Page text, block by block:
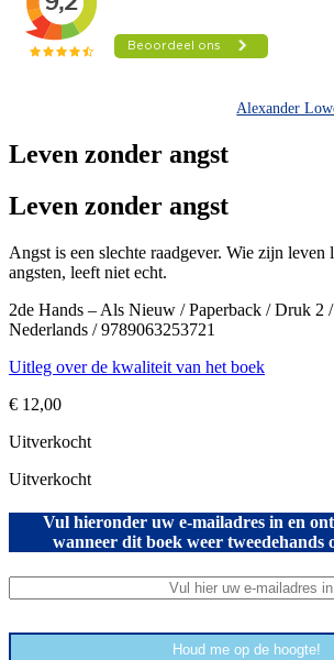
Alexander
Leven zonder angst
Leven zonder angst
Angst is een slechte raadgever. Wie zijn leven
angsten, leeft niet echt.
2de Hands – Als Nieuw / Paperback / Druk 2 /
Nederlands / 9789063253721
Uitleg over de kwaliteit van het boek
€ 12,00
Uitverkocht
Uitverkocht
Vul hieronder uw e-mailadres in en
wanneer dit boek weer tweedehands
Houd me op de hoogte!